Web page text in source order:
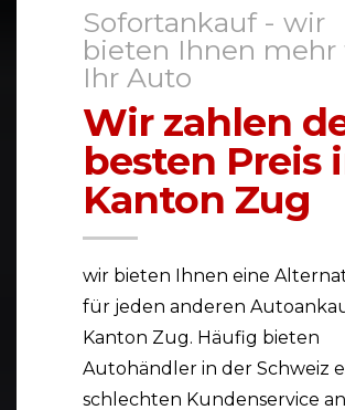
Sofortankauf - wir
bieten Ihnen mehr
Ihr Auto
Wir zahlen
besten Preis
Kanton Zug
wir bieten Ihnen eine
für jeden anderen
Kanton Zug. Häufig bieten
Autohändler in der Schweiz
schlechten Kundenservice